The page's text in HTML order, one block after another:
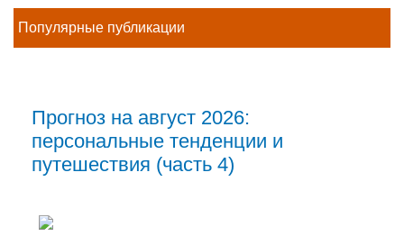
Популярные публикации
Прогноз на август 2026:
персональные тенденции и
путешествия (часть 4)